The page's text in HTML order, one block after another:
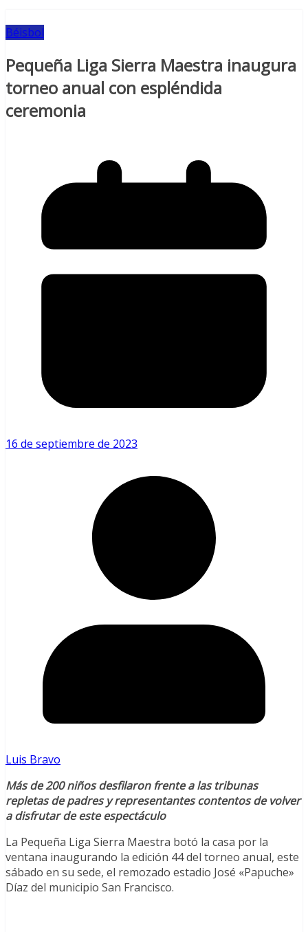
Béisbol
Pequeña Liga Sierra Maestra inaugura
torneo anual con espléndida
ceremonia
16 de septiembre de 2023
Luis Bravo
Más de 200 niños desfilaron frente a las tribunas
repletas de padres y representantes contentos de volver
a disfrutar de este espectáculo
La Pequeña Liga Sierra Maestra botó la casa por la
ventana inaugurando la edición 44 del torneo anual, este
sábado en su sede, el remozado estadio José «Papuche»
Díaz del municipio San Francisco.